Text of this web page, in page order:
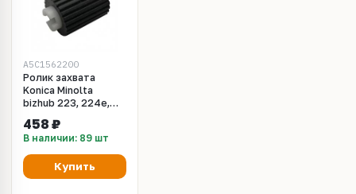
A5C1562200
Ролик захвата
Konica Minolta
bizhub 223, 224e,
364e, 42, 423, 227,
287, 367, C220,
C224, C224e, C280,
C284, C284e,
C360/C364
458 ₽
В наличии: 89 шт
Купить